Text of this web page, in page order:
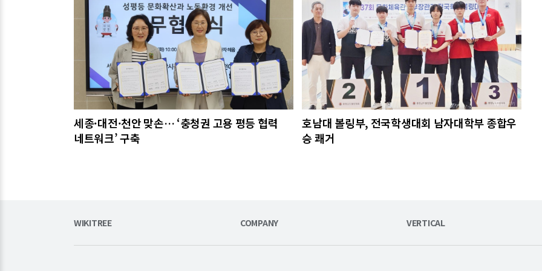
세종·대전·천안 맞손… ‘충청권 고용 평등 협력
네트워크’ 구축
호남대 볼링부, 전국학생대회 남자대학부 종합우
승 쾌거
WIKITREE COMPANY VERTICAL